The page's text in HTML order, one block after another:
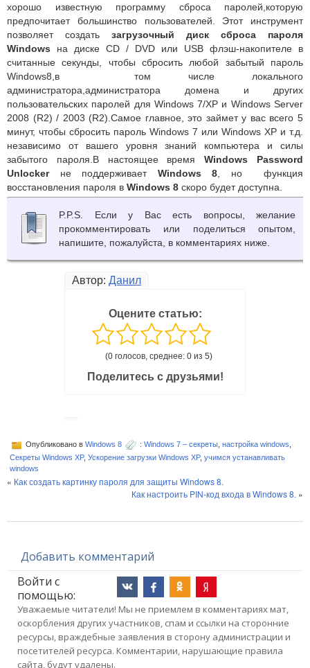
хорошо известную программу сброса паролей,которую
предпочитает большинство пользователей. Этот инструмент
позволяет создать загрузочный диск сброса пароля
Windows на диске CD / DVD или USB флэш-накопителе в
считанные секунды, чтобы сбросить любой забытый пароль
Windows8,в том числе локального
администратора,администратора домена и других
пользовательских паролей для Windows 7/XP и Windows Server
2008 (R2) / 2003 (R2).Самое главное, это займет у вас всего 5
минут, чтобы сбросить пароль Windows 7 или Windows XP и т.д.
независимо от вашего уровня знаний компьютера и силы
забытого пароля.В настоящее времяWindows Password
Unlockerне поддерживает Windows 8 , но функция
восстановления пароля в Windows 8 скоро будет доступна.
P.P.S. Если у Вас есть вопросы, желание
прокомментировать или поделиться опытом,
напишите, пожалуйста, в комментариях ниже.
Автор: Данил
Оцените статью:
(0 голосов, среднее: 0 из 5)
Поделитесь с друзьями!
Опубликовано в Windows 8 : Windows 7 – секреты настройка windows
Секреты Windows XP, Ускорение загрузки Windows XP, учимся устанавливать
windows
« Как создать картинку пароля для защиты Windows 8.
Как настроить PIN-код входа в Windows 8. »
Добавить комментарий
Войти с
помощью:
Уважаемые читатели! Мы не приемлем в комментариях мат,
оскорбления других участников, спам и ссылки на сторонние
ресурсы, враждебные заявления в сторону администрации и
посетителей ресурса. Комментарии, нарушающие правила
сайта, будут удалены.